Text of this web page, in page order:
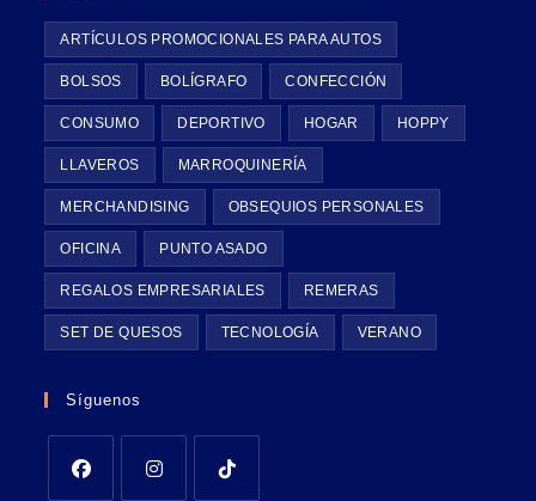
ARTÍCULOS PROMOCIONALES PARA AUTOS
BOLSOS BOLÍGRAFO CONFECCIÓN
CONSUMO DEPORTIVO HOGAR HOPPY
LLAVEROS MARROQUINERÍA
MERCHANDISING OBSEQUIOS PERSONALES
OFICINA PUNTO ASADO
REGALOS EMPRESARIALES REMERAS
SET DE QUESOS TECNOLOGÍA VERANO
Síguenos